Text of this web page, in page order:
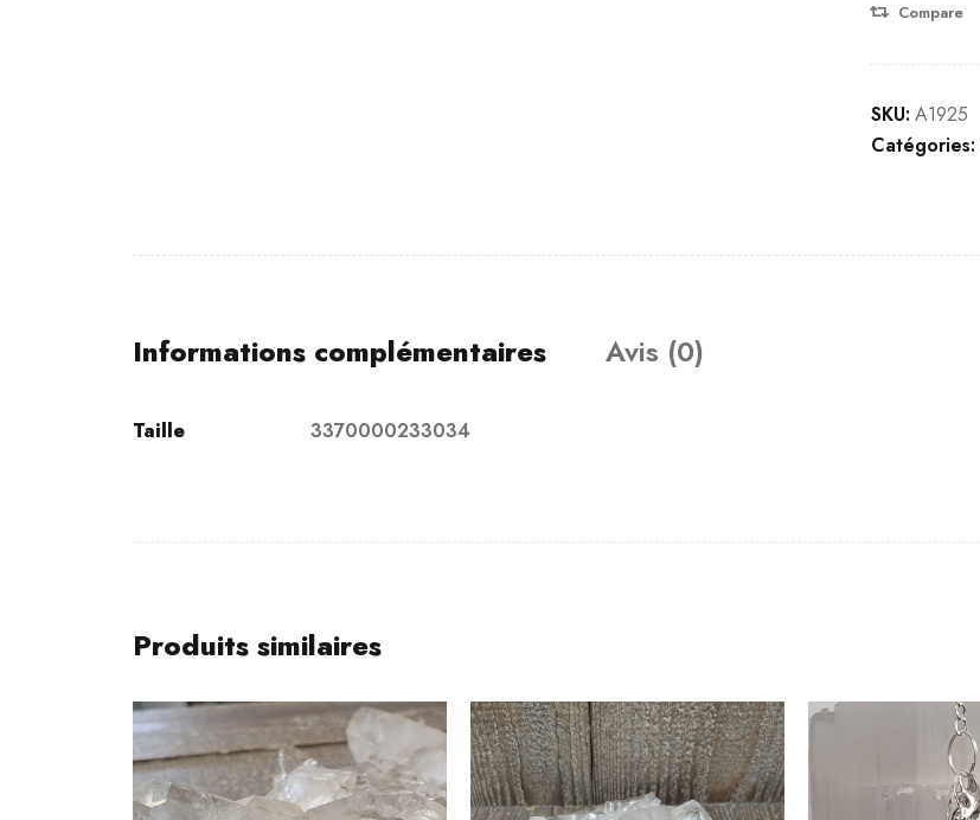
Compare
SKU: A1925
Catégories:
Informations complémentaires Avis (0)
Taille 3370000233034
Produits similaires